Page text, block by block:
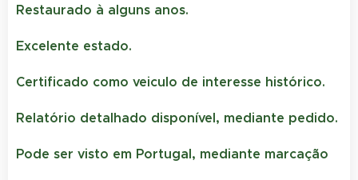
Restaurado à alguns anos.
Excelente estado.
Certificado como veiculo de interesse histórico.
Relatório detalhado disponível, mediante pedido.
Pode ser visto em Portugal, mediante marcação